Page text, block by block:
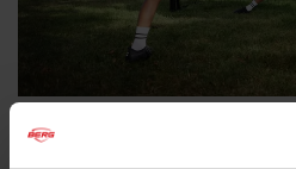
BERG SPORTSGOAL